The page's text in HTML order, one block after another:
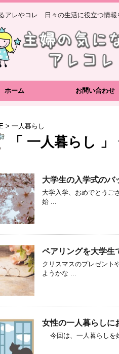
アレやコレ 日々の生活に役立つ情報
ホーム お問い合わせ
> 一人暮らし
「 一人暮らし 」
大学生の入学式のバ
大学入学、おめでとうご
始 ...
ペアリングを大学生
クリスマスのプレゼント
ようかな ...
女性の一人暮らしに
今回は、一人暮らしを